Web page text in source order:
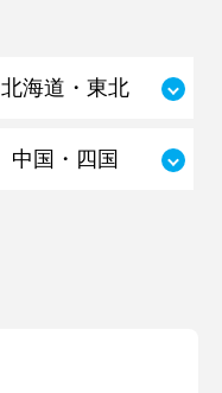
北海道・東北
中国・四国